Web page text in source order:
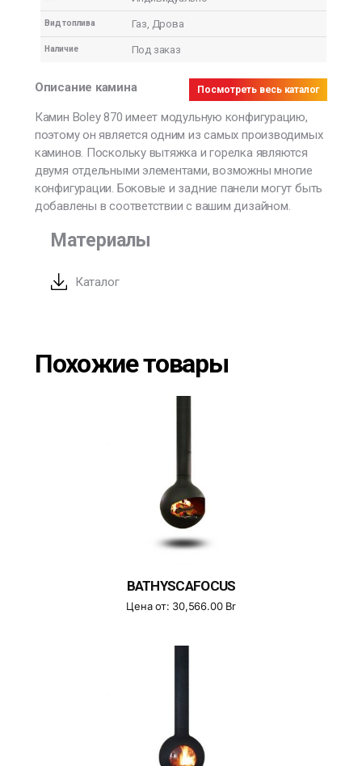
Вид топлива Газ, Дрова
Наличие Под заказ
Описание камина Посмотреть весь каталог
Камин Boley 870 имеет модульную конфигурацию,
поэтому он является одним из самых производимых
каминов. Поскольку вытяжка и горелка являются
двумя отдельными элементами, возможны многие
конфигурации. Боковые и задние панели могут быть
добавлены в соответствии с вашим дизайном.
Материалы
Каталог
Похожие товары
BATHYSCAFOCUS
Цена от: 30,566.00 Br